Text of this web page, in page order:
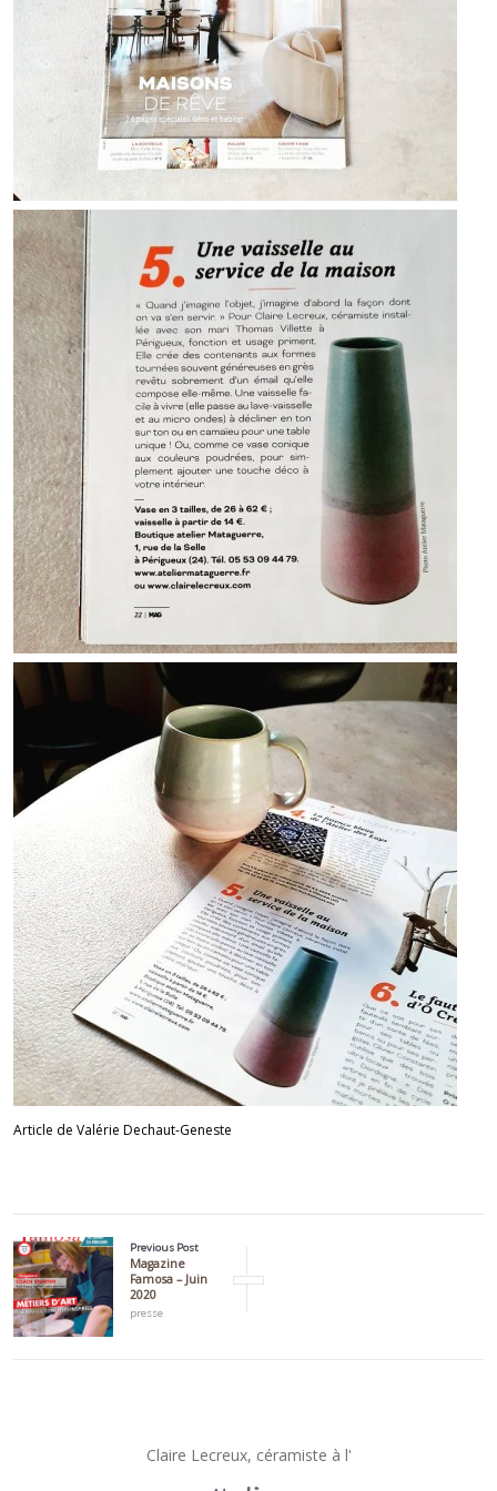
Article de Valérie Dechaut-Geneste
Previous Post
Magazine
Famosa – Juin
2020
presse
Claire Lecreux, céramiste à l'